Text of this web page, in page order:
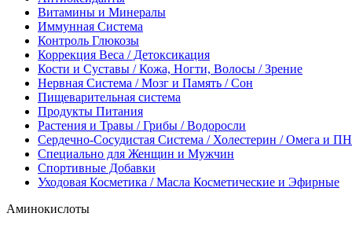
Витамины и Минералы
Иммунная Система
Контроль Глюкозы
Коррекция Веса / Детоксикация
Кости и Суставы / Кожа, Ногти, Волосы / Зрение
Нервная Система / Мозг и Память / Сон
Пищеварительная система
Продукты Питания
Растения и Травы / Грибы / Водоросли
Сердечно-Сосудистая Система / Холестерин / Омега и
Специально для Женщин и Мужчин
Спортивные Добавки
Уходовая Косметика / Масла Косметические и Эфирные
Аминокислоты